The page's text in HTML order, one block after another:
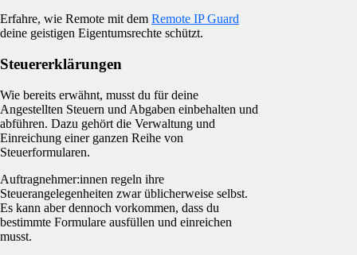
Erfahre, wie Remote mit dem Remote IP Guard
deine geistigen Eigentumsrechte schützt.
Steuererklärungen
Wie bereits erwähnt, musst du für deine
Angestellten Steuern und Abgaben einbehalten und
abführen. Dazu gehört die Verwaltung und
Einreichung einer ganzen Reihe von
Steuerformularen.
Auftragnehmer:innen regeln ihre
Steuerangelegenheiten zwar üblicherweise selbst.
Es kann aber dennoch vorkommen, dass du
bestimmte Formulare ausfüllen und einreichen
musst.